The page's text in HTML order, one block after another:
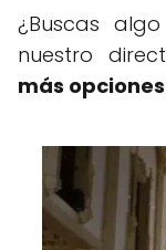
¿Buscas
nuestro
más